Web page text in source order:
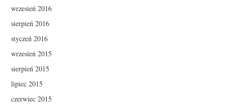
wrzesień 2016
sierpień 2016
styczeń 2016
wrzesień 2015
sierpień 2015
lipiec 2015
czerwiec 2015